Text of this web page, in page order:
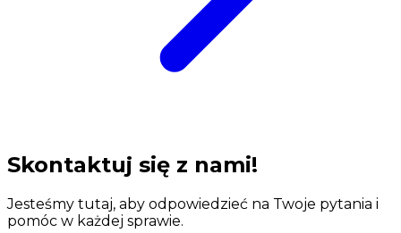
Skontaktuj się z nami!
Jesteśmy tutaj, aby odpowiedzieć na Twoje pytania i
pomóc w każdej sprawie.